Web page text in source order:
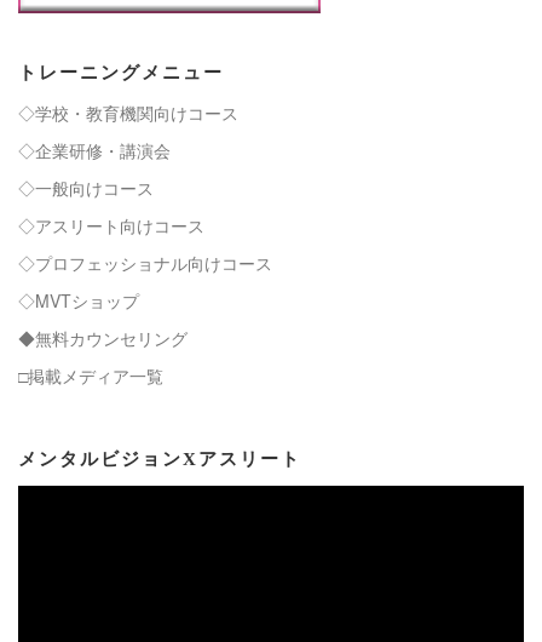
トレーニングメニュー
◇学校・教育機関向けコース
◇企業研修・講演会
◇一般向けコース
◇アスリート向けコース
◇プロフェッショナル向けコース
◇MVTショップ
◆無料カウンセリング
□掲載メディア一覧
メンタルビジョンXアスリート